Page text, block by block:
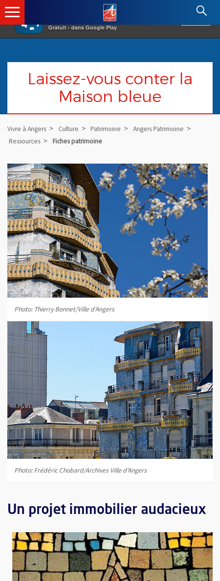
×
Gratuit - dans Google Play
Angers.fr : Retour à l'accueil
Laissez-vous conter la
Maison bleue
Vivre à Angers Culture Patrimoine
Angers Patrimoine
Ressources
Fiches patrimoine
Photo: Thierry Bonnet/Ville d'Angers
Photo: Frédéric Chobard/Archives Ville d'Angers
Un projet immobilier audacieux